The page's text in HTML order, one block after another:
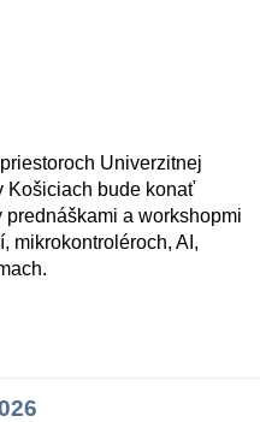
Univerzitnej
Košiciach bude konať
a workshopmi
mikrokontroléroch, AI,